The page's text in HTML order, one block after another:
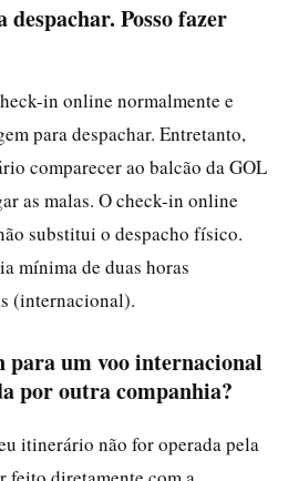
despachar. Posso fazer
in online normalmente e
para despachar. Entretanto,
comparecer ao balcão da GOL
as malas. O check-in online
substitui o despacho físico.
mínima de duas horas
(internacional).
para um voo internacional
por outra companhia?
itinerário não for operada pela